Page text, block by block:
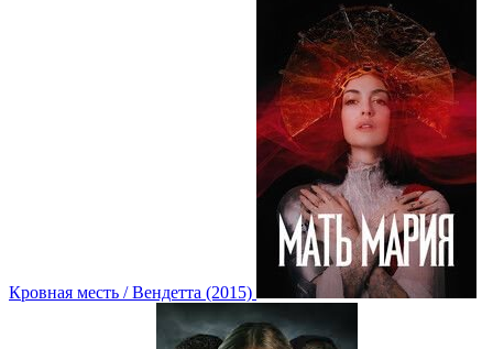
Кровная месть / Вендетта (2015)